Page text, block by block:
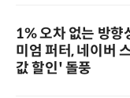
1% 오차 없는 방
미엄 퍼터, 네이버
값 할인' 돌풍